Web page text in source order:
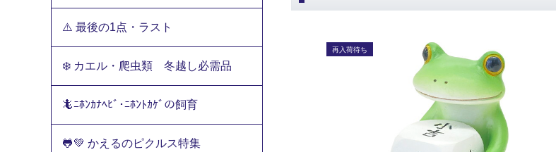
⚠️ 最後の1点・ラスト
❄️ カエル・爬虫類 冬越し必需品
🦎ﾆﾎﾝｶﾅﾍﾋﾞ･ﾆﾎﾝﾄｶｹﾞの飼育
🐸💚 かえるのピクルス特集